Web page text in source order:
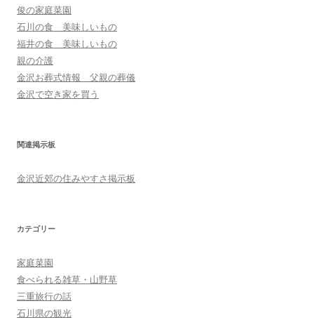
俊の家庭菜園
石川の食 美味しいもの
福井の食 美味しいもの
親の介護
金沢お葬式情報 父親の葬儀
金沢で空き家を買う
関連掲示板
金沢近郊の住みやすさ掲示板
カテゴリー
家庭菜園
食べられる雑草・山野草
三重旅行の話
石川県の観光